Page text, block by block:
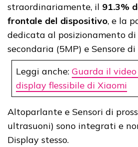
straordinariamente, il 91.3%
frontale del dispositivo, e la
dedicata al posizionamento di
secondaria (5MP) e Sensore
Leggi anche: Guarda il
display flessibile di Xiaomi
Altoparlante e Sensori di
ultrasuoni) sono integrati e
Display stesso.